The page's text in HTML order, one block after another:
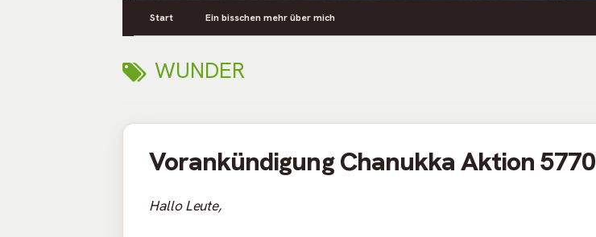
Zusya Blog
Primäres
Menü
Start Ein bisschen mehr über mich
SCHLAGWORT:
WUNDER
Vorankündigung Chanukka Aktion 5770
Hallo Leute,